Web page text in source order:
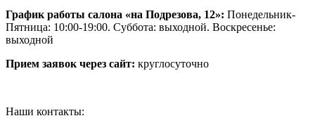
График работы салона «на Подрезова, 12»: Понедельник-
Пятница: 10:00-19:00. Суббота: выходной. Воскресенье:
выходной
Прием заявок через сайт: круглосуточно
Наши контакты: